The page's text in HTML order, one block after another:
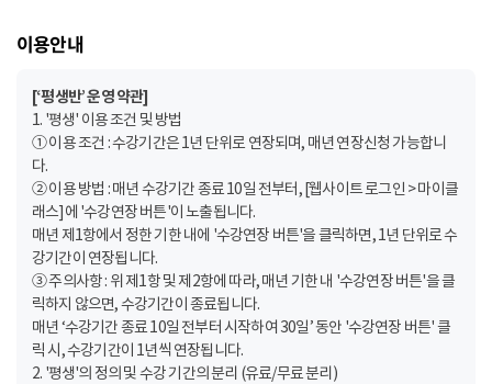
이용안내
[‘평생반’ 운영 약관]
1. '평생' 이용 조건 및 방법
① 이용 조건 : 수강기간은 1년 단위로 연장되며, 매년 연장신청 가능합니
다.
② 이용 방법 : 매년 수강기간 종료 10일 전부터, [웹사이트 로그인 > 마이클
래스]에 '수강연장 버튼'이 노출됩니다.
매년 제1항에서 정한 기한 내에 '수강연장 버튼'을 클릭하면, 1년 단위로 수
강기간이 연장됩니다.
③ 주의사항 : 위 제1항 및 제2항에 따라, 매년 기한 내 '수강연장 버튼'을 클
릭하지 않으면, 수강기간이 종료됩니다.
매년 ‘수강기간 종료 10일 전부터 시작하여 30일’ 동안 '수강연장 버튼' 클
릭 시, 수강기간이 1년씩 연장됩니다.
2. '평생'의 정의 및 수강 기간의 분리 (유료/무료 분리)